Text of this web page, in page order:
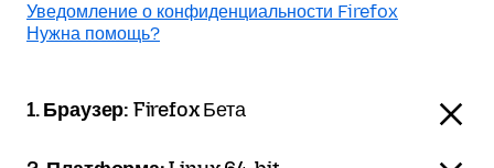
Уведомление о конфиденциальности Firefox
Нужна помощь?
1. Браузер: Firefox Бета